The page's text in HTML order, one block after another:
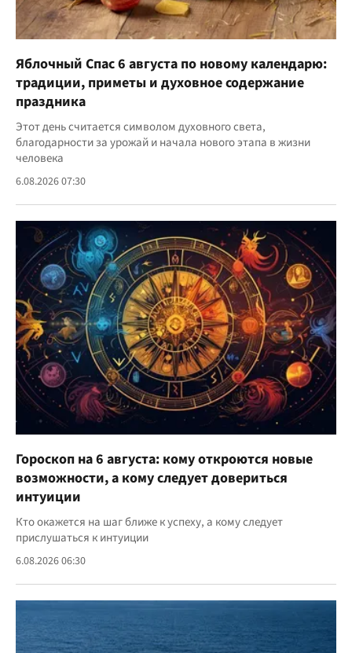
Яблочный Спас 6 августа по новому календарю:
традиции, приметы и духовное содержание
праздника
Этот день считается символом духовного света,
благодарности за урожай и начала нового этапа в жизни
человека
6.08.2026 07:30
Гороскоп на 6 августа: кому откроются новые
возможности, а кому следует довериться
интуиции
Кто окажется на шаг ближе к успеху, а кому следует
прислушаться к интуиции
6.08.2026 06:30